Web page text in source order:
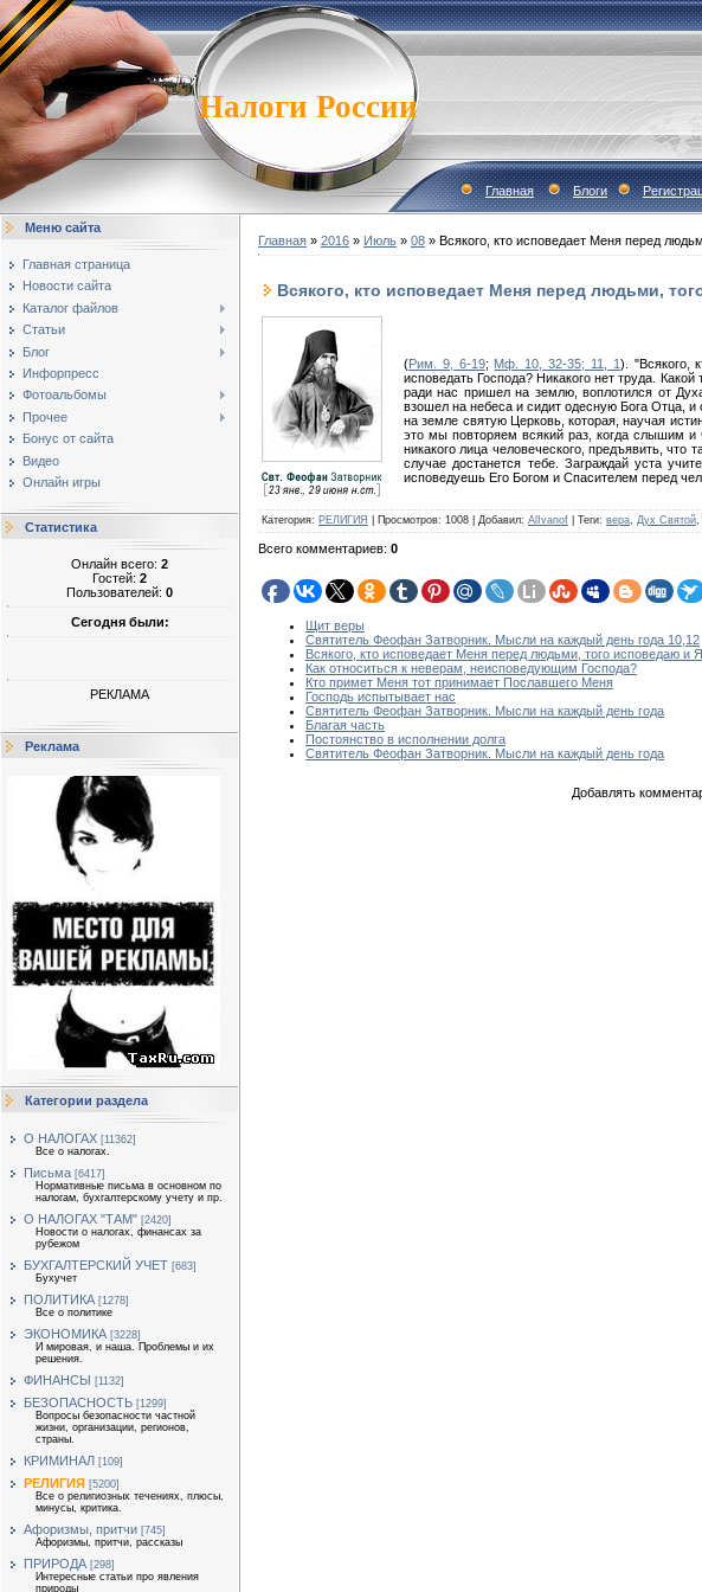
Налоги России
Главная Блоги
Меню сайта
Главная страница
Новости сайта
Каталог файлов
Статьи
Блог
Инфорпресс
Фотоальбомы
Прочее
Бонус от сайта
Видео
Онлайн игры
Статистика
Онлайн всего: 2
Гостей: 2
Пользователей: 0
Сегодня были:
РЕКЛАМА
Реклама
Категории раздела
О НАЛОГАХ [11362]
Все о налогах.
Письма [6417]
Нормативные письма в основном по
налогам, бухгалтерскому учету и пр.
О НАЛОГАХ "ТАМ" [2420]
Новости о налогах, финансах за
рубежом
БУХГАЛТЕРСКИЙ УЧЕТ [683]
Бухучет
ПОЛИТИКА [1278]
Все о политике
ЭКОНОМИКА [3228]
И мировая, и наша. Проблемы и их
решения.
ФИНАНСЫ [1132]
БЕЗОПАСНОСТЬ [1299]
Вопросы безопасности частной
жизни, организации, регионов,
страны.
КРИМИНАЛ [109]
РЕЛИГИЯ [5200]
Все о религиозных течениях, плюсы,
минусы, критика.
Афоризмы, притчи [745]
Афоризмы, притчи, рассказы
ПРИРОДА [298]
Интересные статьи про явления
природы
Главная » 2016 » Июль » 08 » Всякого, кто исповедает Меня перед
Всякого, кто исповедает Меня перед людьми,
(Рим. 9, 6-19; Мф. 10, 32-35; 11, 1 ). "Всякого,
исповедать Господа? Никакого нет труда.
ради нас пришел на землю, воплотился от
взошел на небеса и сидит одесную Бога Отца,
на земле святую Церковь, которая, научая
это мы повторяем всякий раз, когда слышим
никакого лица человеческого, предъявить, что
случае достанется тебе. Заграждай уста
исповедуешь Его Богом и Спасителем перед
Категория: РЕЛИГИЯ Просмотров: 1008 Добавил: AlIvanof Теги: вера Дух Святой
Всего комментариев: 0
Щит веры
Святитель Феофан Затворник. Мысли на каждый день года 10,12
Всякого, кто исповедает Меня перед людьми, того исповедаю
Как относиться к неверам, неисповедующим Господа?
Кто примет Меня тот принимает Пославшего Меня
Господь испытывает нас
Святитель Феофан Затворник. Мысли на каждый день года
Благая часть
Постоянство в исполнении долга
Святитель Феофан Затворник. Мысли на каждый день года
Добавлять